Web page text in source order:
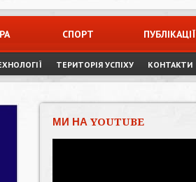
СПОРТ ПУБЛІКАЦІЇ
ТЕРИТОРІЯ УСПІХУ КОНТАКТИ
МИ НА YOUTUBE